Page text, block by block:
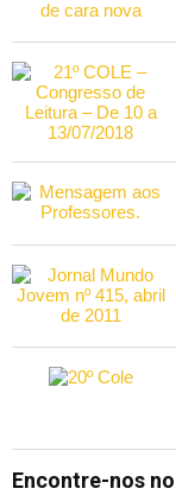
Encontre-nos